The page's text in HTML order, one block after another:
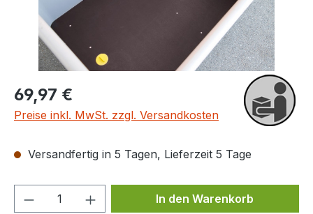
Regulärer Preis:
69,97 €
Preise inkl. MwSt. zzgl. Versandkosten
Versandfertig in 5 Tagen, Lieferzeit 5 Tage
Produkt Anzahl: Gib denIn den Warenkorb